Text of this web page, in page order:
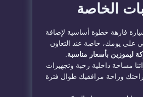
الخاصة
فارهة خطوة أساسية لإضافة
على يومك، خاصة عند التعاون
ليموزين بأسعار مناسبة
مساحة داخلية رحبة وتجهيزات
وراحة مرافقيك طوال فترة